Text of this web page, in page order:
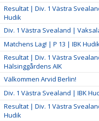
Resultat | Div. 1 Västra
Hudik
Div. 1 Västra Svealand |
Matchens Lag! | P 13 | IBK
Resultat | Div. 1 Västra
Hälsinggårdens AIK
Välkommen Arvid Berlin!
Div. 1 Västra Svealand | IBK
Resultat | Div. 1 Västra
Hudik